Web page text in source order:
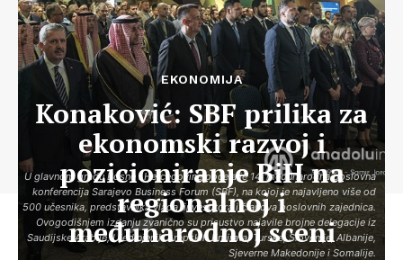
U glavnom gradu Bosne i Hercegovine počela je 14. međunarodna poslovna
konferencija Sarajevo Business Forum (SBF), na kojoj je najavljeno više od
500 učesnika, predstavnika vlada, investitora i članova poslovnih zajednica.
Ovogodišnjem izdanju zvanično su prisustvo najavile brojne delegacije iz
Saudijske Arabije, Ujedinjenih Arapskih Emirata, Turske, Slovenije, Albanije,
Sjeverne Makedonije i Somalije.
EKONOMIJA
Konaković: SBF prilika za
ekonomski razvoj i
pozicioniranje BiH na
regionalnoj i
međunarodnoj sceni